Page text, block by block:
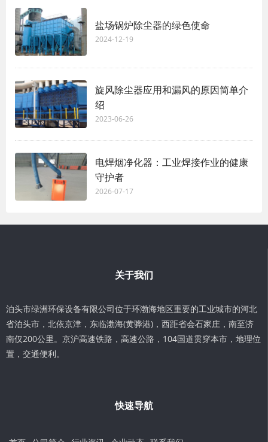
盐场锅炉除尘器的绿色使命
2024-12-19
旋风除尘器应用和漏风的原因简单介
绍
2023-06-26
电焊烟净化器：工业焊接作业的健康
守护者
2026-07-17
关于我们
泊头市绿洲环保设备有限公司位于环渤海地区重要的工业城市的河北
省泊头市，北依京津，东临渤海(黄骅港)，西距省会石家庄，南至济
南仅200公里。京沪高速铁路，高速公路，104国道贯穿本市，地理位
置，交通便利。
快速导航